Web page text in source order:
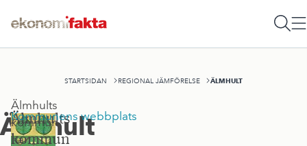
STARTSIDAN REGIONAL JÄMFÖRELSE ÄLMHULT
Älmhult
Älmhults
kommun
Älmhults
kommun
har
Kommunens webbplats